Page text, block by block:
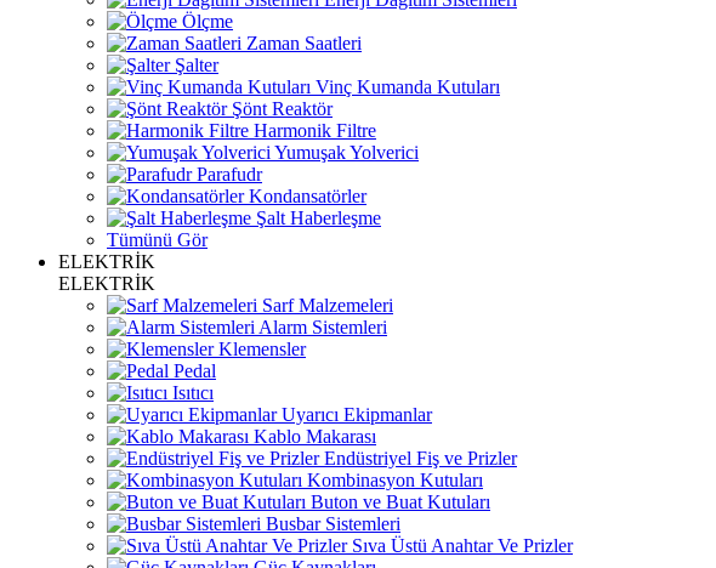
Ölçme
Zaman Saatleri
Şalter
Vinç Kumanda Kutuları
Şönt Reaktör
Harmonik Filtre
Yumuşak Yolverici
Parafudr
Kondansatörler
Şalt Haberleşme
Tümünü Gör
ELEKTRİK
ELEKTRİK
Sarf Malzemeleri
Alarm Sistemleri
Klemensler
Pedal
Isıtıcı
Uyarıcı Ekipmanlar
Kablo Makarası
Endüstriyel Fiş ve Prizler
Kombinasyon Kutuları
Buton ve Buat Kutuları
Busbar Sistemleri
Sıva Üstü Anahtar Ve Prizler